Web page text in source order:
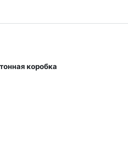
коробка